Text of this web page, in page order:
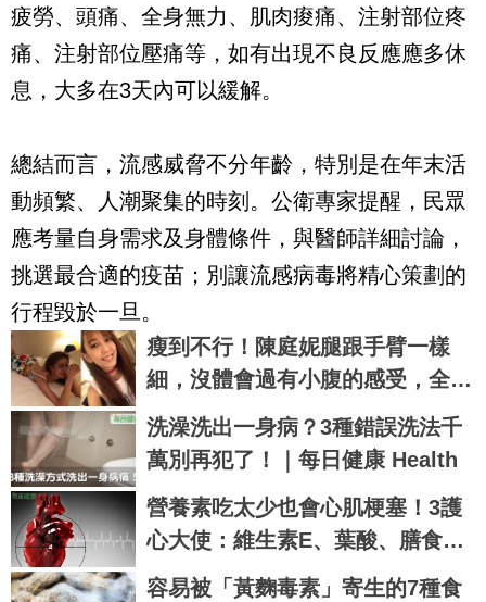
疲勞、頭痛、全身無力、肌肉痠痛、注射部位疼
痛、注射部位壓痛等，如有出現不良反應應多休
息，大多在3天內可以緩解。
總結而言，流感威脅不分年齡，特別是在年末活
動頻繁、人潮聚集的時刻。公衛專家提醒，民眾
應考量自身需求及身體條件，與醫師詳細討論，
挑選最合適的疫苗；別讓流感病毒將精心策劃的
行程毀於一旦。
瘦到不行！陳庭妮腿跟手臂一樣
細，沒體會過有小腹的感受，全靠
每天花6分鐘做這種運動｜每日健
康 Health
洗澡洗出一身病？3種錯誤洗法千
萬別再犯了！｜每日健康 Health
營養素吃太少也會心肌梗塞！3護
心大使：維生素E、葉酸、膳食纖
維不可忽視
容易被「黃麴毒素」寄生的7種食